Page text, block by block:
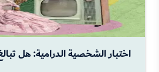
اختبار الشخصية الدرامية: هل